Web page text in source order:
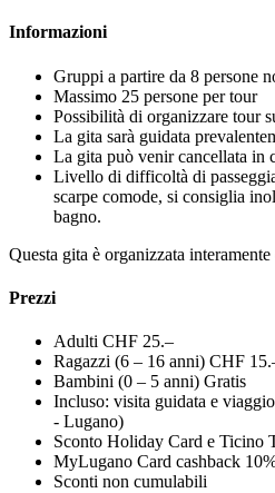
Informazioni
Gruppi a partire da 8 persone
Massimo 25 persone per tour
Possibilità di organizzare tour
La gita sarà guidata
La gita può venir cancellata in
Livello di difficoltà di
scarpe comode, si consiglia
bagno.
Questa gita è organizzata
Prezzi
Adulti CHF 25.–
Ragazzi (6 – 16 anni) CHF
Bambini (0 – 5 anni) Gratis
Incluso: visita guidata e
- Lugano)
Sconto Holiday Card e Ticino
MyLugano Card cashback
Sconti non cumulabili